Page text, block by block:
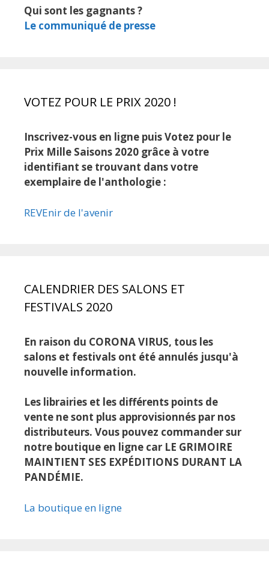
Qui sont les gagnants ?
Le communiqué de presse
VOTEZ POUR LE PRIX 2020 !
Inscrivez-vous en ligne puis Votez pour le
Prix Mille Saisons 2020 grâce à votre
identifiant se trouvant dans votre
exemplaire de l'anthologie :
REVEnir de l'avenir
CALENDRIER DES SALONS ET
FESTIVALS 2020
En raison du CORONA VIRUS, tous les
salons et festivals ont été annulés jusqu'à
nouvelle information.
Les librairies et les différents points de
vente ne sont plus approvisionnés par nos
distributeurs. Vous pouvez commander sur
notre boutique en ligne car LE GRIMOIRE
MAINTIENT SES EXPÉDITIONS DURANT LA
PANDÉMIE.
La boutique en ligne